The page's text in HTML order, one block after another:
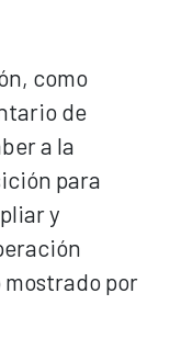
como
de
a la
para
y
por